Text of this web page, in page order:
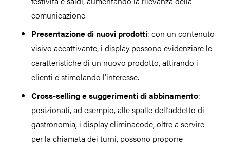
comunicazione.
Presentazione di nuovi prodotti: con un contenuto
visivo accattivante, i display possono evidenziare le
caratteristiche di un nuovo prodotto, attirando i
clienti e stimolando l’interesse.
Cross-selling e suggerimenti di abbinamento:
posizionati, ad esempio, alle spalle dell’addetto di
gastronomia, i display eliminacode, oltre a servire
per la chiamata dei turni, possono proporre